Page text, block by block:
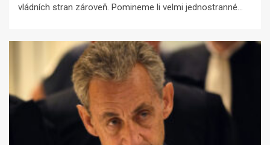
vládních stran zároveň. Pomineme li velmi jednostranné...